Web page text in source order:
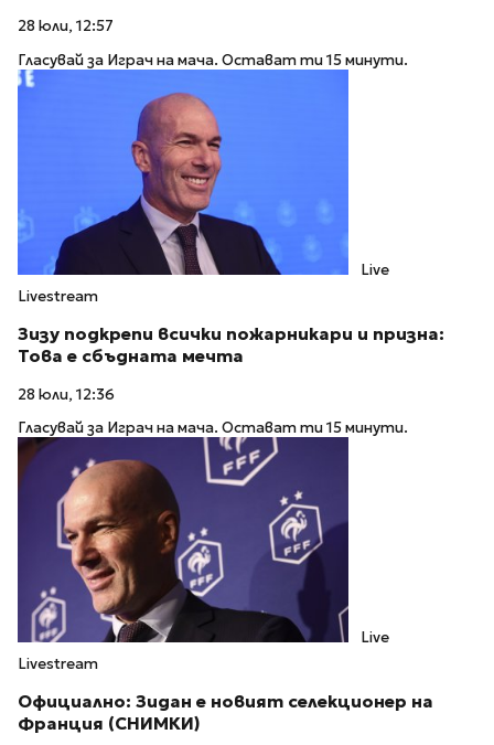
28 юли, 12:57
Гласувай за Играч на мача. Остават ти 15 минути.
Live
Livestream
Зизу подкрепи всички пожарникари и призна:
Това е сбъдната мечта
28 юли, 12:36
Гласувай за Играч на мача. Остават ти 15 минути.
Live
Livestream
Официално: Зидан е новият селекционер на
Франция (СНИМКИ)